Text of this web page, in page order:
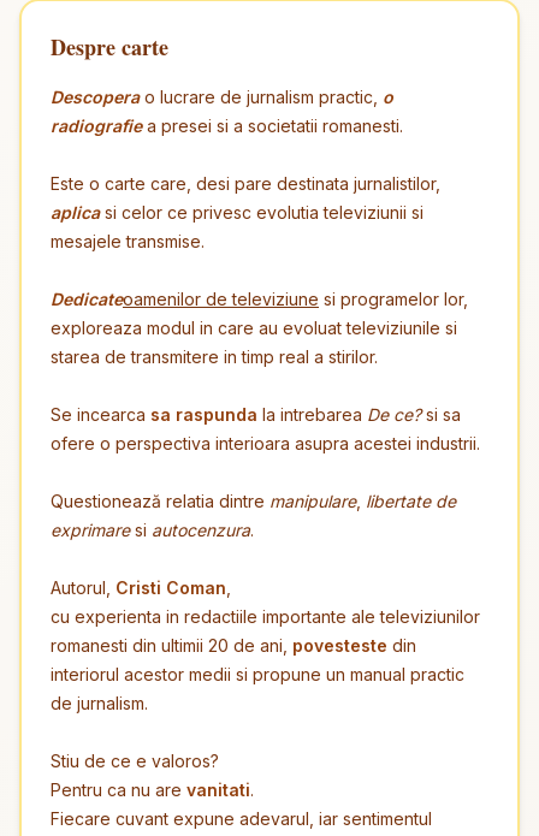
Despre carte
Descoperao lucrare de jurnalism practic, o
radiografiea presei si a societatii romanesti.
Este o carte care, desi pare destinata jurnalistilor,
aplicasi celor ce privesc evolutia televiziunii si
mesajele transmise.
Dedicateoamenilor de televiziune si programelor lor,
exploreaza modul in care au evoluat televiziunile si
starea de transmitere in timp real a stirilor.
Se incearca sa raspunda la intrebarea De ce?si sa
ofere o perspectiva interioara asupra acestei industrii.
Questionează relatia dintre manipulare, libertate de
exprimaresi autocenzura.
Autorul, Cristi Coman
cu experienta in redactiile importante ale televiziunilor
romanesti din ultimii 20 de ani, povesteste din
interiorul acestor medii si propune un manual practic
de jurnalism.
Stiu de ce e valoros?
Pentru ca nu are vanitati.
Fiecare cuvant expune adevarul, iar sentimentul